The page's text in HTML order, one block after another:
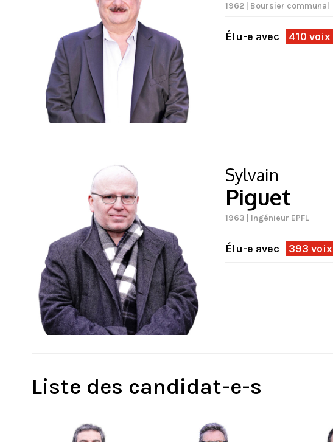
1962 | Boursier communal
Élu-e avec 410 voix
Sylvain
Piguet
1963 | Ingénieur EPFL
Élu-e avec 393 voix
Liste des candidat-e-s